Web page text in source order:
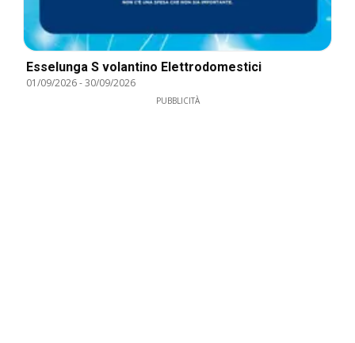
Esselunga S volantino Elettrodomestici
01/09/2026-30/09/2026
PUBBLICITÀ